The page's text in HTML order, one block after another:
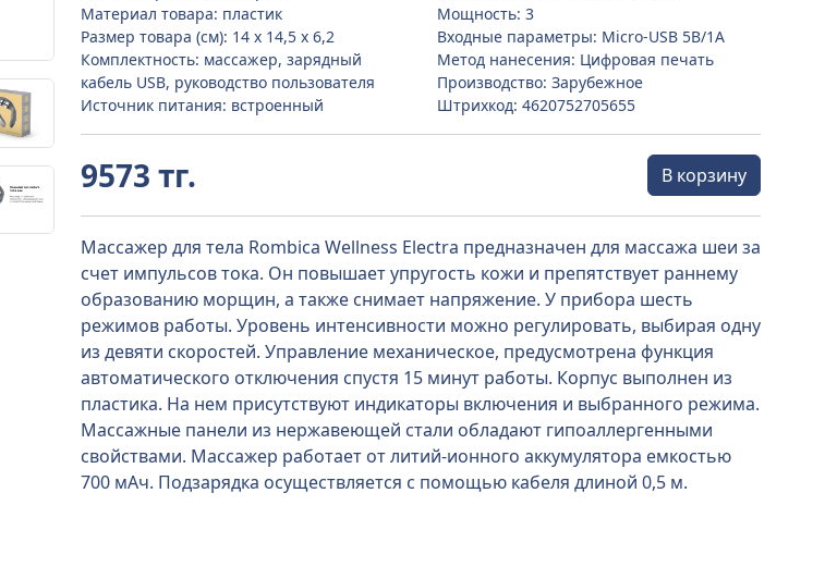
Материал товара: пластик
Размер товара (см): 14 x 14,5 x 6,2
Комплектность: массажер, зарядный
кабель USB, руководство пользователя
Источник питания: встроенный
Мощность: 3
Входные параметры: Micro-USB 5В/1А
Метод нанесения: Цифровая печать
Производство: Зарубежное
Штрихкод: 4620752705655
9573 тг. В корзину
Массажер для тела Rombica Wellness Electra предназначен для массажа шеи за
счет импульсов тока. Он повышает упругость кожи и препятствует раннему
образованию морщин, а также снимает напряжение. У прибора шесть
режимов работы. Уровень интенсивности можно регулировать, выбирая одну
из девяти скоростей. Управление механическое, предусмотрена функция
автоматического отключения спустя 15 минут работы. Корпус выполнен из
пластика. На нем присутствуют индикаторы включения и выбранного режима.
Массажные панели из нержавеющей стали обладают гипоаллергенными
свойствами. Массажер работает от литий-ионного аккумулятора емкостью
700 мАч. Подзарядка осуществляется с помощью кабеля длиной 0,5 м.